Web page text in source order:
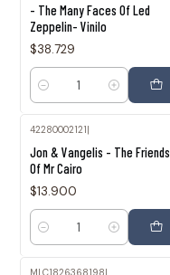
- The Many Faces Of Led
Zeppelin- Vinilo
$38.729
Cantidad
42280002121
Jon & Vangelis - The Friends
Of Mr Cairo
$13.900
Cantidad
MLC1826368198|